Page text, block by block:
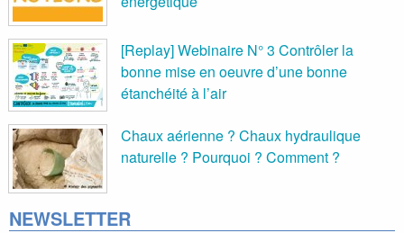
[Replay] Webinaire N° 3 Contrôler la
bonne mise en oeuvre d’une bonne
étanchéité à l’air
Chaux aérienne ? Chaux hydraulique
naturelle ? Pourquoi ? Comment ?
NEWSLETTER